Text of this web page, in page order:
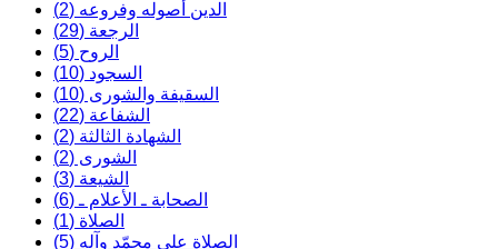
الدين أصوله وفروعه (2)
الرجعة (29)
الروح (5)
السجود (10)
السقيفة والشورى (10)
الشفاعة (22)
الشهادة الثالثة (2)
الشورى (2)
الشيعة (3)
الصحابة ـ الأعلام ـ (6)
الصلاة (1)
الصلاة على محمّد وآله (5)